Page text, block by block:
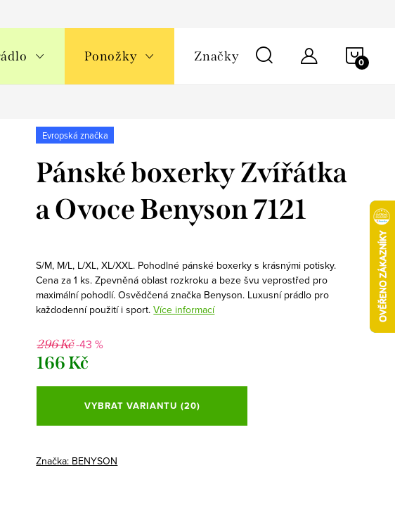
Ponožky Značky
Evropská značka
Pánské boxerky Zvířátka
a Ovoce Benyson 7121
S/M, M/L, L/XL, XL/XXL. Pohodlné pánské boxerky s krásnými potisky.
Cena za 1 ks. Zpevněná oblast rozkroku a beze švu veprostřed pro
maximální pohodlí. Osvědčená značka Benyson. Luxusní prádlo pro
každodenní použití i sport.Více informací
296 Kč-43 %
166 Kč
Měrná
VYBRAT VARIANTU (20)
Značka: BENYSON